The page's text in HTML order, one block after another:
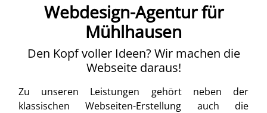
Webdesign-Agentur für
Mühlhausen
Den Kopf voller Ideen? Wir machen die
Webseite daraus!
Zu unseren Leistungen gehört neben der
klassischen Webseiten-Erstellung auch die